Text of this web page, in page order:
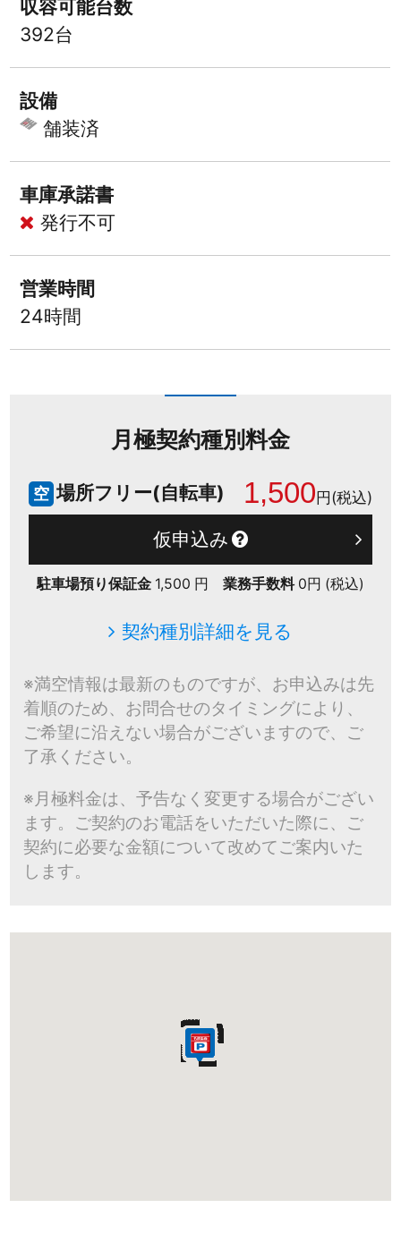
収容可能台数
392台
設備
舗装済
車庫承諾書
発行不可
営業時間
24時間
月極契約種別料金
空 場所フリー(自転車) 1,500円(税込)
仮申込み
駐車場預り保証金 1,500 円 業務手数料 0円 (税込)
契約種別詳細を見る
※満空情報は最新のものですが、お申込みは先
着順のため、お問合せのタイミングにより、
ご希望に沿えない場合がございますので、ご
了承ください。
※月極料金は、予告なく変更する場合がござい
ます。ご契約のお電話をいただいた際に、ご
契約に必要な金額について改めてご案内いた
します。